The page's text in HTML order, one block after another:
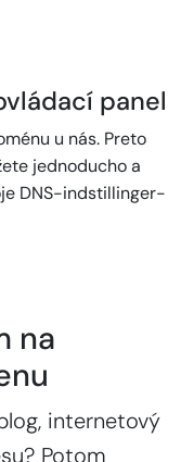
panel
u nás. Preto
jednoducho a
DNS-indstillinger-
na
internetový
Potom